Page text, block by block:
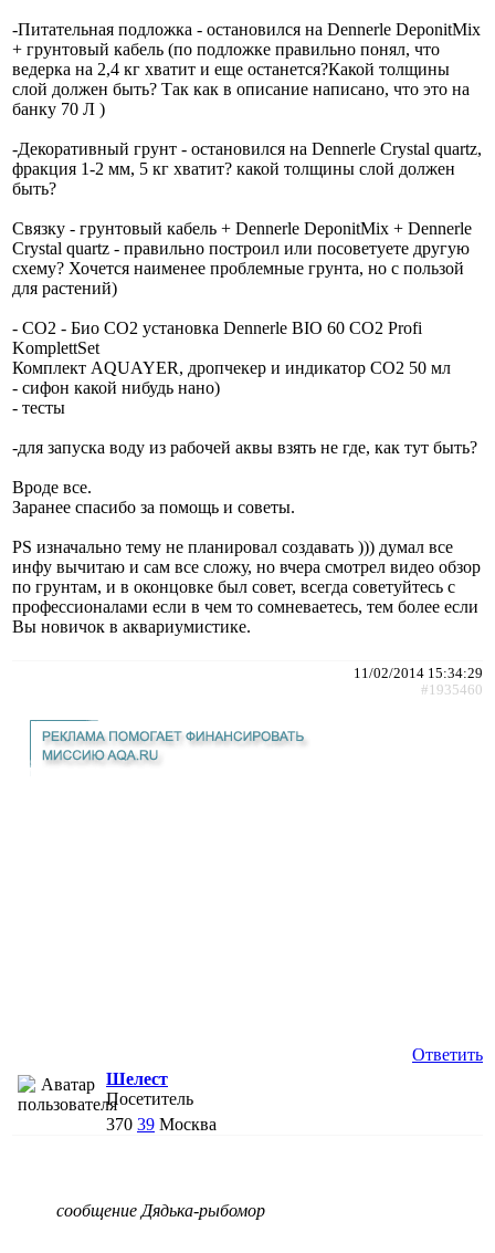
-Питательная подложка - остановился на Dennerle DeponitMix
+ грунтовый кабель (по подложке правильно понял, что
ведерка на 2,4 кг хватит и еще останется?Какой толщины
слой должен быть? Так как в описание написано, что это на
банку 70 Л )
-Декоративный грунт - остановился на Dennerle Crystal quartz,
фракция 1-2 мм, 5 кг хватит? какой толщины слой должен
быть?
Связку - грунтовый кабель + Dennerle DeponitMix + Dennerle
Crystal quartz - правильно построил или посоветуете другую
схему? Хочется наименее проблемные грунта, но с пользой
для растений)
- CO2 - Био СО2 установка Dennerle BIO 60 CO2 Profi
KomplettSet
Комплект AQUAYER, дропчекер и индикатор СО2 50 мл
- сифон какой нибудь нано)
- тесты
-для запуска воду из рабочей аквы взять не где, как тут быть?
Вроде все.
Заранее спасибо за помощь и советы.
PS изначально тему не планировал создавать ))) думал все
инфу вычитаю и сам все сложу, но вчера смотрел видео обзор
по грунтам, и в оконцовке был совет, всегда советуйтесь с
профессионалами если в чем то сомневаетесь, тем более если
Вы новичок в аквариумистике.
11/02/2014 15:34:29
#1935460
Ответить
Шелест
Посетитель
370 39 Москва
сообщение Дядька-рыбомор